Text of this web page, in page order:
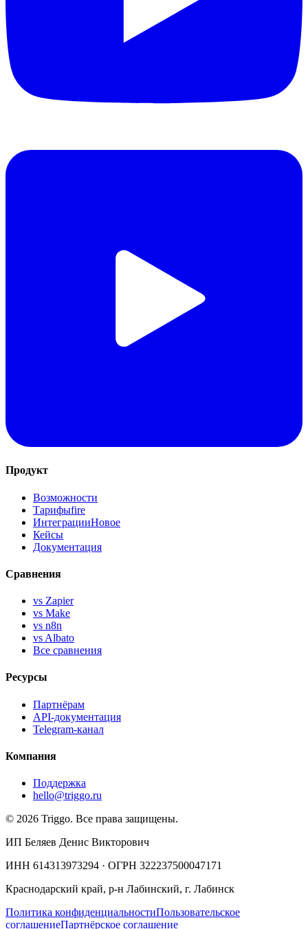
Продукт
Возможности
Тарифыfire
ИнтеграцииНовое
Кейсы
Документация
Сравнения
vs Zapier
vs Make
vs n8n
vs Albato
Все сравнения
Ресурсы
Партнёрам
API-документация
Telegram-канал
Компания
Поддержка
hello@triggo.ru
© 2026 Triggo. Все права защищены.
ИП Беляев Денис Викторович
ИНН 614313973294 · ОГРН 322237500047171
Краснодарский край, р-н Лабинский, г. Лабинск
Политика конфиденциальностиПользовательское
соглашениеПартнёрское соглашение